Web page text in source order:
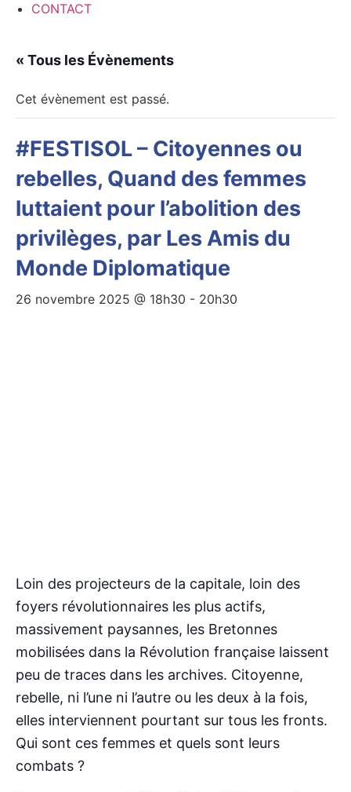
CONTACT
« Tous les Évènements
Cet évènement est passé.
#FESTISOL – Citoyennes ou
rebelles, Quand des femmes
luttaient pour l’abolition des
privilèges, par Les Amis du
Monde Diplomatique
26 novembre 2025 @ 18h30 - 20h30
Loin des projecteurs de la capitale, loin des
foyers révolutionnaires les plus actifs,
massivement paysannes, les Bretonnes
mobilisées dans la Révolution française laissent
peu de traces dans les archives. Citoyenne,
rebelle, ni l’une ni l’autre ou les deux à la fois,
elles interviennent pourtant sur tous les fronts.
Qui sont ces femmes et quels sont leurs
combats ?